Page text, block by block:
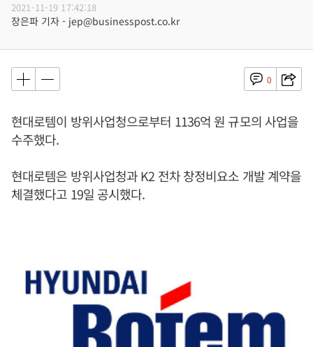
2021-11-19 17:42:18
장은파 기자 - jep@businesspost.co.kr
0
현대로템이 방위사업청으로부터 1136억 원 규모의 사업을
수주했다.
현대로템은 방위사업청과 K2 전차 창정비요소 개발 계약을
체결했다고 19일 공시했다.